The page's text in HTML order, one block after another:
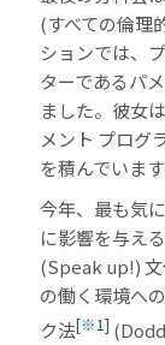
(すべての倫理
ションでは、
ターであるパ
ました。彼女
メント プログ
を積んでいます
今年、最も気
に影響を与え
(Speak up!) 文
の働く環境へ
ク法[※1]